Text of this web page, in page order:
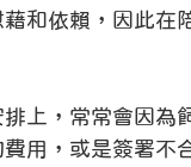
和依賴，因此在
上，常常會因為
用，或是簽署不